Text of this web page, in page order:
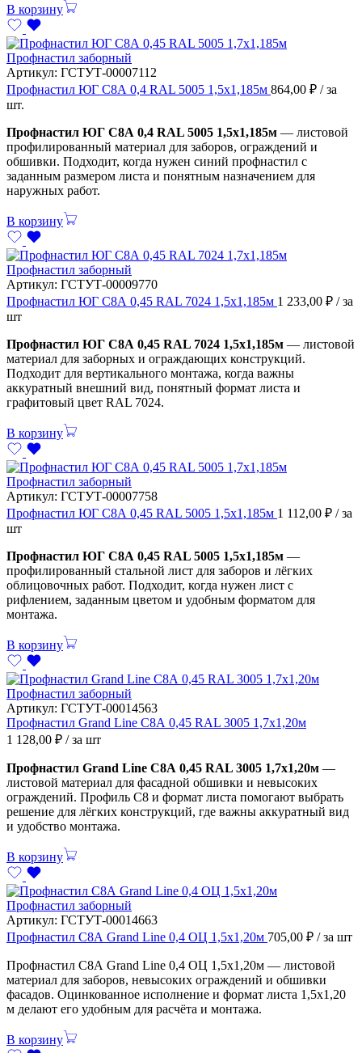
В корзину
Профнастил заборный
Артикул: ГСТУТ-00007112
Профнастил ЮГ С8А 0,4 RAL 5005 1,5х1,185м 864,00 ₽ / за
шт.
Профнастил ЮГ С8А 0,4 RAL 5005 1,5х1,185м — листовой
профилированный материал для заборов, ограждений и
обшивки. Подходит, когда нужен синий профнастил с
заданным размером листа и понятным назначением для
наружных работ.
В корзину
Профнастил заборный
Артикул: ГСТУТ-00009770
Профнастил ЮГ С8А 0,45 RAL 7024 1,5х1,185м 1 233,00 ₽ / за
шт
Профнастил ЮГ С8А 0,45 RAL 7024 1,5х1,185м — листовой
материал для заборных и ограждающих конструкций.
Подходит для вертикального монтажа, когда важны
аккуратный внешний вид, понятный формат листа и
графитовый цвет RAL 7024.
В корзину
Профнастил заборный
Артикул: ГСТУТ-00007758
Профнастил ЮГ С8А 0,45 RAL 5005 1,5х1,185м 1 112,00 ₽ / за
шт
Профнастил ЮГ С8А 0,45 RAL 5005 1,5х1,185м —
профилированный стальной лист для заборов и лёгких
облицовочных работ. Подходит, когда нужен лист с
рифлением, заданным цветом и удобным форматом для
монтажа.
В корзину
Профнастил заборный
Артикул: ГСТУТ-00014563
Профнастил Grand Line С8А 0,45 RAL 3005 1,7х1,20м
1 128,00 ₽ / за шт
Профнастил Grand Line С8А 0,45 RAL 3005 1,7х1,20м —
листовой материал для фасадной обшивки и невысоких
ограждений. Профиль С8 и формат листа помогают выбрать
решение для лёгких конструкций, где важны аккуратный вид
и удобство монтажа.
В корзину
Профнастил заборный
Артикул: ГСТУТ-00014663
Профнастил С8А Grand Line 0,4 ОЦ 1,5х1,20м 705,00 ₽ / за шт
Профнастил С8А Grand Line 0,4 ОЦ 1,5х1,20м — листовой
материал для заборов, невысоких ограждений и обшивки
фасадов. Оцинкованное исполнение и формат листа 1,5х1,20
м делают его удобным для расчёта и монтажа.
В корзину